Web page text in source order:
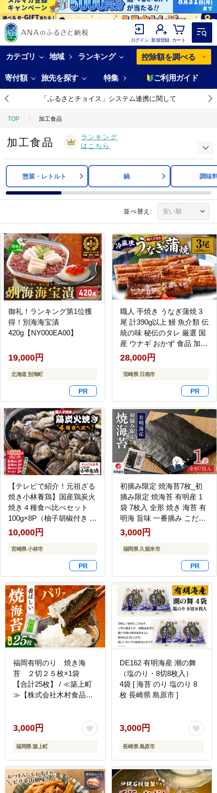
ログイン 新規登録 カート
カテゴリ 地域 ランキング 控除額を調べる
寄付額 旅先を探す 特集 ご利用ガイド
「ふるさとチョイス」システム連携に関して
TOP 加工食品
加工食品
ランキング
はこちら
惣菜・レトルト 鍋 調味
並べ替え:
御礼！ランキング第1位獲
得！別海海宝漬
420g【NY000EA00】
19,000円
北海道 別海町
職人 手焼き うなぎ蒲焼 3
尾 計390g以上 鰻 魚介類 伝
統の味 秘伝のタレ 厳選 国
産 ウナギ おかず 食品 加工
品 真空パック 冷蔵 人気 お
すすめ うな重 うな丼 惣菜
お土産 ひつまぶし うなぎ
寿司 お祝い 贈り物 ギフト
贈答 プレゼント 宮崎県 日
南市 送料無料_EC6-23
28,000円
宮崎県 日南市
【テレビで紹介！元祖ざる
焼き小林養鶏】国産鶏炭火
焼き４種食べ比べセット
100g×8P（柚子胡椒付き 国
産 鶏 鶏肉 小分け 人気 炭
火焼 焼き鳥 惣菜 調理済 冷
凍 宮崎 小林市）
10,000円
宮崎県 小林市
初摘み限定 焼海苔7枚_初
摘み限定 焼海苔 有明産 1
袋 7枚入 全形 焼き 海苔 有
明海 旨味 一番摘み こだわ
り ビタミン カルシウム タ
ンパク質 食物繊維 熟練 丹
念に焼き上げ 風味 おにぎ
り 太巻き 手巻き寿司 ゆう
パケット ポスト投函 国産
お取り寄せ 福岡県 久留米
市 送料無料_Cs407
3,000円
福岡県 久留米市
福岡有明のり 焼き海
苔 ２切２５枚×1袋
【合計25枚】 / ≪築上町
≫【株式会社木村食品】
3,000円
福岡県 築上町
DE162 有明海産 潮の舞
（塩のり・8切8枚入）
4袋 [ 海苔 のり 塩のり 8
枚 長崎県 島原市 ]
3,000円
長崎県 島原市